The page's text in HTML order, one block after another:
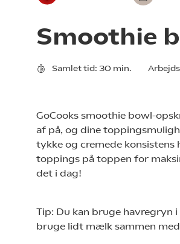
Smoothie
Samlet tid: 30 min.
GoCooks smoothie bowl-
af på, og dine
tykke og cremede konsistens
toppings på toppen for
det i dag!
Tip: Du kan bruge havregryn
bruge lidt mælk sammen